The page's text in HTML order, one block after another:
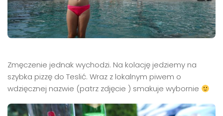
Zmęczenie jednak wychodzi. Na kolację jedziemy na
szybka pizzę do Teslić. Wraz z lokalnym piwem o
wdzięcznej nazwie (patrz zdjęcie ) smakuje wybornie